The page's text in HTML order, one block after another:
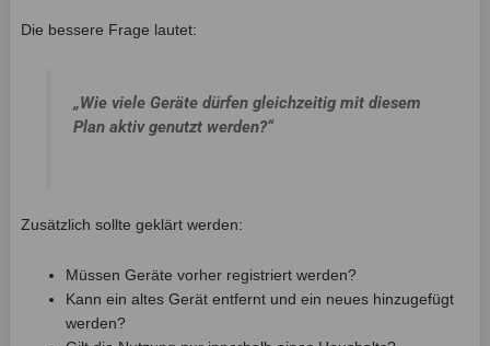
Die bessere Frage lautet:
„Wie viele Geräte dürfen gleichzeitig mit diesem
Plan aktiv genutzt werden?“
Zusätzlich sollte geklärt werden:
Müssen Geräte vorher registriert werden?
Kann ein altes Gerät entfernt und ein neues hinzugefügt
werden?